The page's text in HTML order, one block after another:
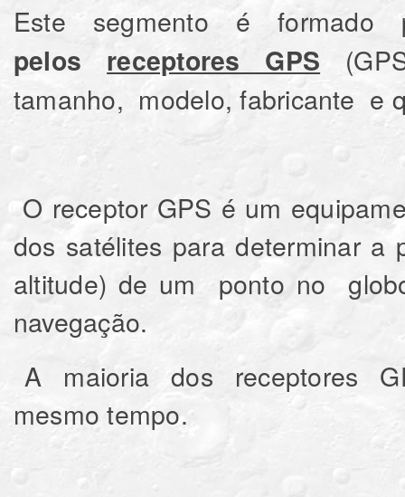
Este segmento é
pelos receptores GPS
tamanho, modelo, fabricante e
O receptor GPS é um
dos satélites para determinar a
altitude) de um ponto no
navegação.
A maioria dos receptores
mesmo tempo.